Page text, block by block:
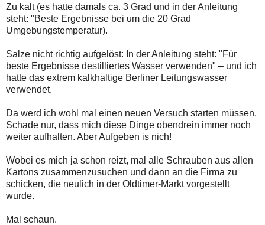
Zu kalt (es hatte damals ca. 3 Grad und in der Anleitung
steht: "Beste Ergebnisse bei um die 20 Grad
Umgebungstemperatur).
Salze nicht richtig aufgelöst: In der Anleitung steht: "Für
beste Ergebnisse destilliertes Wasser verwenden" – und ich
hatte das extrem kalkhaltige Berliner Leitungswasser
verwendet.
Da werd ich wohl mal einen neuen Versuch starten müssen.
Schade nur, dass mich diese Dinge obendrein immer noch
weiter aufhalten. Aber Aufgeben is nich!
Wobei es mich ja schon reizt, mal alle Schrauben aus allen
Kartons zusammenzusuchen und dann an die Firma zu
schicken, die neulich in der Oldtimer-Markt vorgestellt
wurde.
Mal schaun.